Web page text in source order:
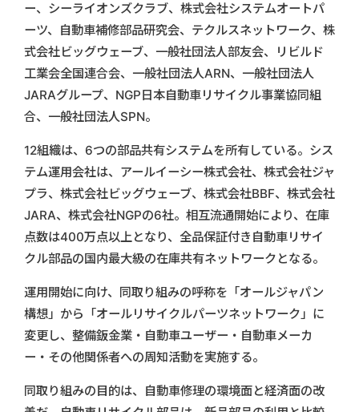
ー、シーライオンズクラブ、株式会社システムオートパ
ーツ、自動車補修部品研究会、テクルスネットワーク、株
式会社ビッグウェーブ、一般社団法人部友会、リビルド
工業会全国連合会、一般社団法人ARN、一般社団法人
JARAグループ、NGP日本自動車リサイクル事業協同組
合、一般社団法人SPN。
12組織は、6つの部品共有システムを所有している。シス
テム運用会社は、アールイーシー株式会社、株式会社ジャ
プラ、株式会社ビッグウェーブ、株式会社BBF、株式会社
JARA、株式会社NGPの6社。相互流通開始により、在庫
点数は400万点以上となり、全品保証付き自動車リサイ
クル部品の国内最大級の在庫共有ネットワークとなる。
運用開始に向け、同取り組みの呼称を「オールジャパン
構想」から「オールリサイクルパーツネットワーク」に
変更し、整備鈑金業・自動車ユーザー・自動車メーカ
ー・その他関係者への周知活動を実施する。
同取り組みの目的は、自動車修理の環境面と経済面の改